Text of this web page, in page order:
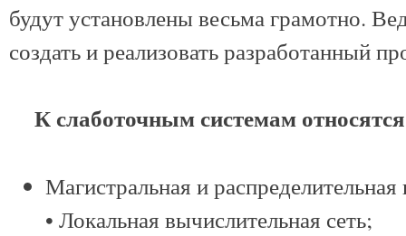
будут установлены весьма грамотно.
создать и реализовать разработанный
К слаботочным системам
Магистральная и распределительная
• Локальная вычислительная сеть;